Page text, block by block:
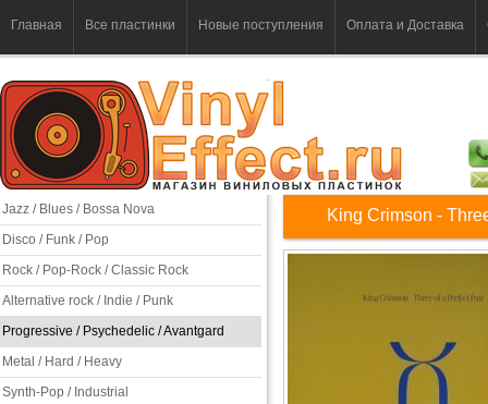
Главная Все пластинки Новые поступления Оплата и Доставка
Jazz / Blues / Bossa Nova
Disco / Funk / Pop
Rock / Pop-Rock / Classic Rock
Alternative rock / Indie / Punk
Progressive / Psychedelic / Avantgard
Metal / Hard / Heavy
Synth-Pop / Industrial
King Crimson -